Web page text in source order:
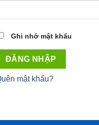
Ghi nhớ mật khẩu
ĐĂNG NHẬP
mật khẩu?